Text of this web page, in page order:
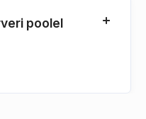
poolel